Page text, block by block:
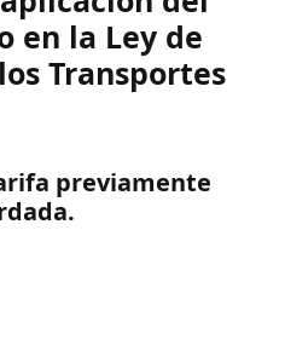
en la Ley de
Transportes
previamente